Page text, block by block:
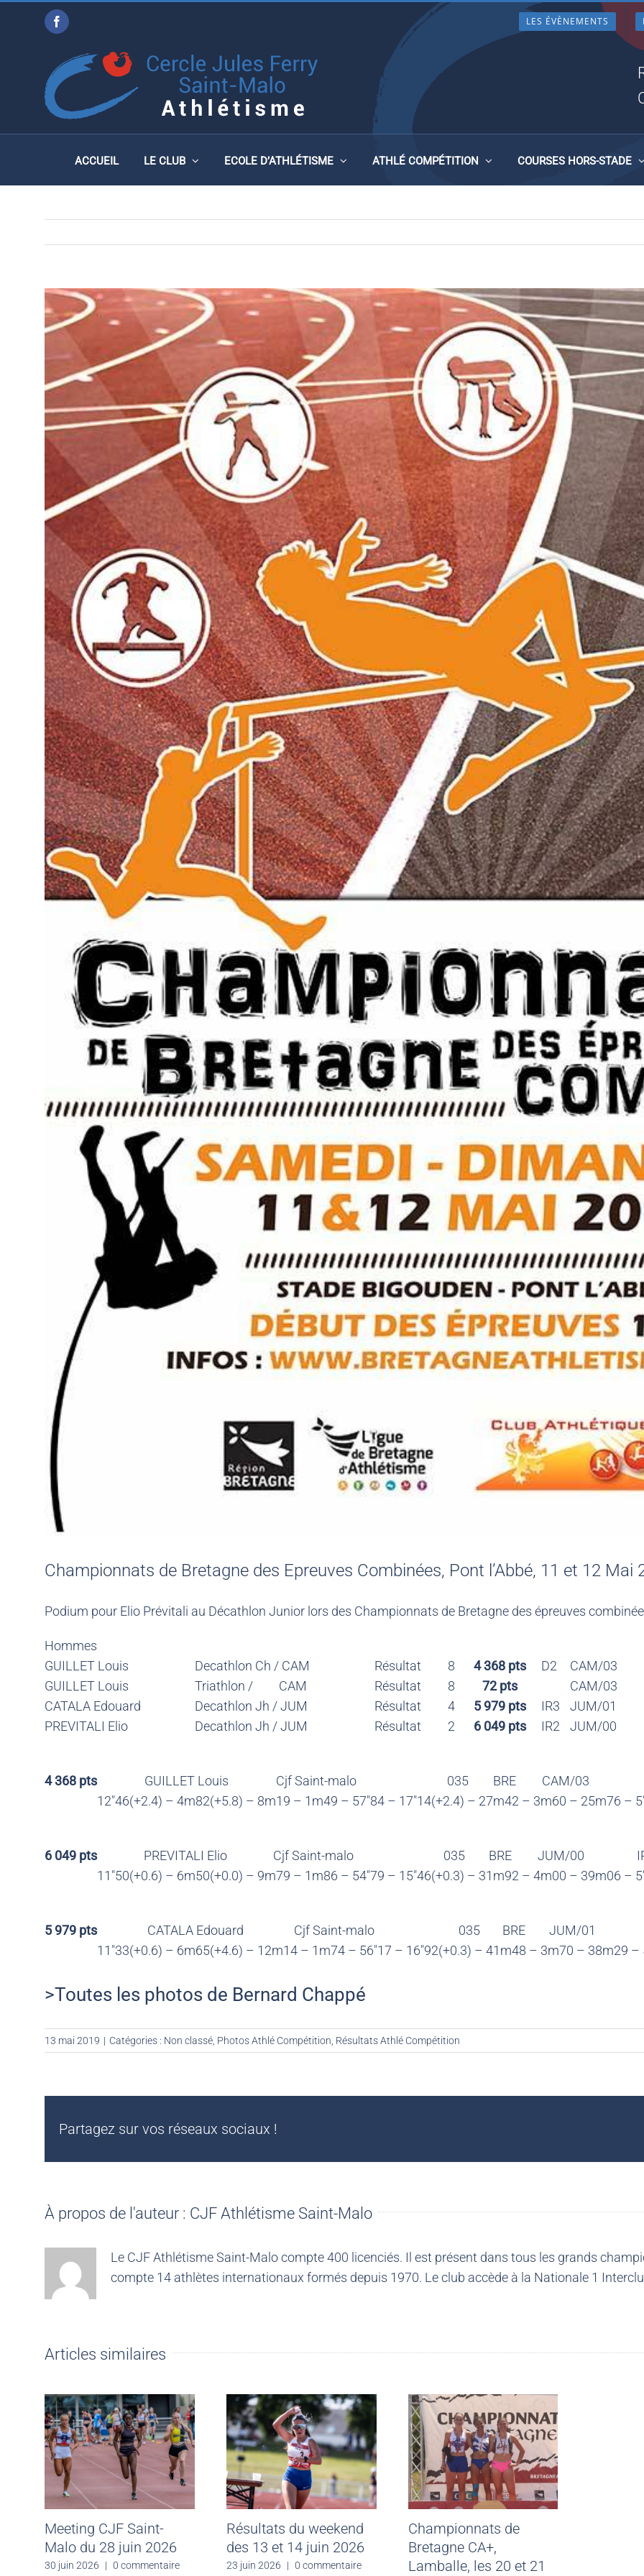
Facebook LES ÉVÈNEMENTS
ACCUEIL LE CLUB ECOLE D’ATHLÉTISME ATHLÉ COMPÉTITION COURSES HORS-STADE
CHAMPIONNATS DE BRETAGNE DES EPREUVES
COMBINÉES, PONT L’ABBÉ, 11 ET 12 MAI 2019
Championnats de Bretagne des Epreuves Combinées, Pont l’Abbé, 11 et 12 Mai
Podium pour Elio Prévitali au Décathlon Junior lors des Championnats de Bretagne des épreuves
Hommes
GUILLET Louis
Decathlon Ch / CAM Résultat 8 4 368 pts D2
CAM/03
GUILLET Louis
Triathlon / CAM Résultat 8 72 pts
CAM/03
CATALA Edouard
Decathlon Jh / JUM Résultat 4 5 979 pts IR3
JUM/01
PREVITALI Elio
Decathlon Jh / JUM Résultat 2 6 049 pts IR2 JUM/00
4 368 pts GUILLET Louis Cjf Saint-malo 035 BRE CAM/03
12″46(+2.4) – 4m82(+5.8) – 8m19 – 1m49 – 57″84 – 17″14(+2.4) – 27m42 – 3m60 – 25m76 –
6 049 pts PREVITALI Elio Cjf Saint-malo 035 BRE JUM/00
11″50(+0.6) – 6m50(+0.0) – 9m79 – 1m86 – 54″79 – 15″46(+0.3) – 31m92 – 4m00 – 39m06 –
5 979 pts CATALA Edouard Cjf Saint-malo 035 BRE
JUM/01
11″33(+0.6) – 6m65(+4.6) – 12m14 – 1m74 – 56″17 – 16″92(+0.3) – 41m48 – 3m70 – 38m29 –
>Toutes les photos de Bernard Chappé
13 mai 2019 | Catégories : Non classé Photos Athlé Compétition Résultats Athlé Compétition
Partagez sur vos réseaux sociaux !
À propos de l'auteur : CJF Athlétisme Saint-Malo
Le CJF Athlétisme Saint-Malo compte 400 licenciés. Il est présent dans tous les grands
compte 14 athlètes internationaux formés depuis 1970. Le club accède à la Nationale 1
Articles similaires
Meeting CJF Saint-
Malo du 28 juin 2026
30 juin 2026 | 0 commentaire
Résultats du weekend
des 13 et 14 juin 2026
23 juin 2026 | 0 commentaire
Championnats de
Bretagne CA+,
Lamballe, les 20 et 21